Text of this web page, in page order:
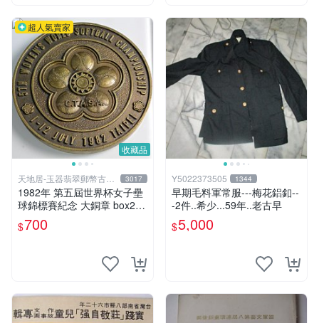
收藏品
超人氣賣家
天地居-玉器翡翠郵幣古玩
藝品
3017
1982年 第五屆世界杯女子壘
球錦標賽紀念 大銅章 box2 0
617
$700
Y5022373505 1344
早期毛料軍常服---梅花鋁釦--
-2件..希少...59年..老古早
$5,000